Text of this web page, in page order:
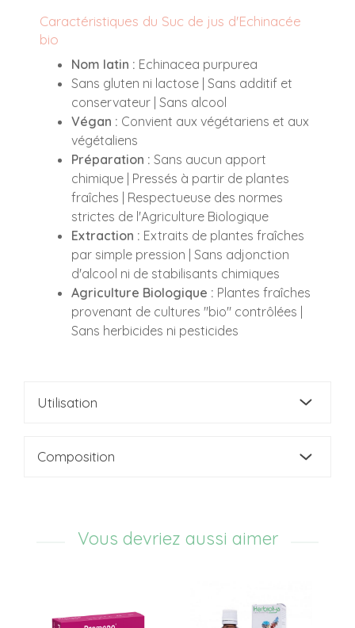
Caractéristiques du Suc de jus d'Echinacée
bio
Nom latin : Echinacea purpurea
Sans gluten ni lactose | Sans additif et
conservateur | Sans alcool
Végan : Convient aux végétariens et aux
végétaliens
Préparation : Sans aucun apport
chimique | Pressés à partir de plantes
fraîches | Respectueuse des normes
strictes de l'Agriculture Biologique
Extraction : Extraits de plantes fraîches
par simple pression | Sans adjonction
d'alcool ni de stabilisants chimiques
Agriculture Biologique : Plantes fraîches
provenant de cultures "bio" contrôlées |
Sans herbicides ni pesticides
Utilisation
Composition
Vous devriez aussi aimer